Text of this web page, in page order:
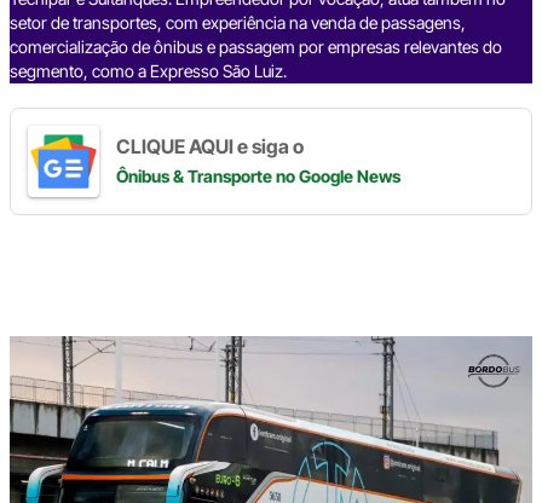
setor de transportes, com experiência na venda de passagens,
comercialização de ônibus e passagem por empresas relevantes do
segmento, como a Expresso São Luiz.
CLIQUE AQUI e siga o
Ônibus & Transporteno Google News
Digite
aqui
o
seu
e-
mail